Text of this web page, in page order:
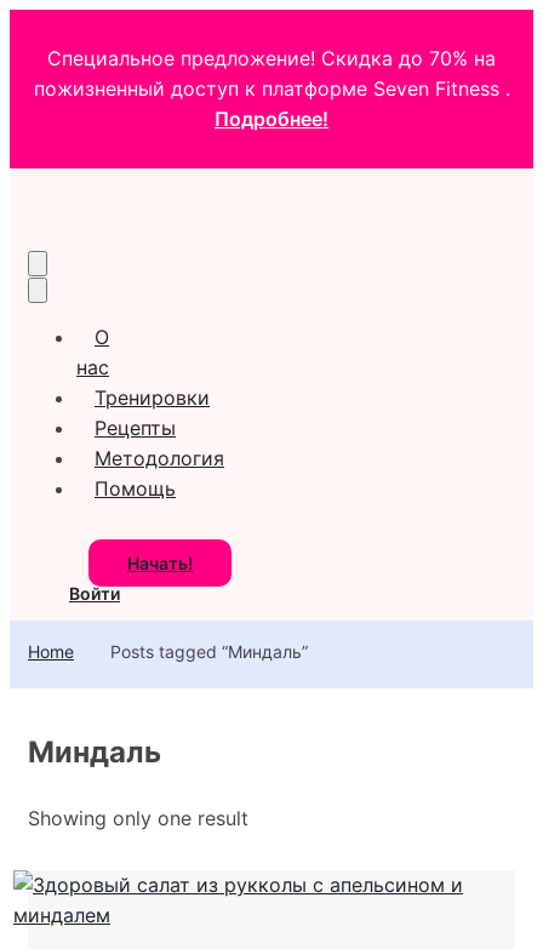
Специальное предложение! Скидка до 70% на
пожизненный доступ к платформе Seven Fitness .
Подробнее!
О
нас
Тренировки
Рецепты
Методология
Помощь
Начать!
Войти
Home Posts tagged “Миндаль”
Миндаль
Showing only one result